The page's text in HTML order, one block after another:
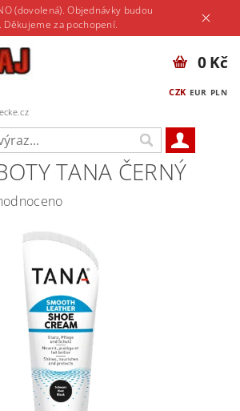
(dovolená). Objednávky budou
za pochopení.
CZK EUR PLN
0 Kč
TANA ČERNÝ